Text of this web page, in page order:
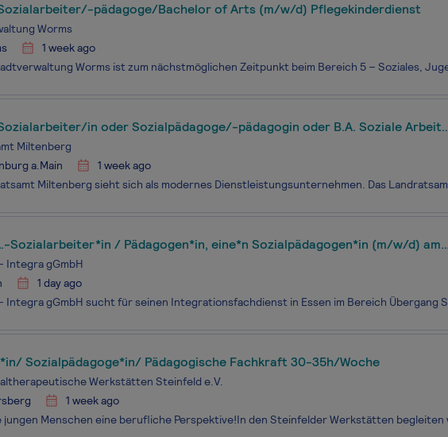
pädagoge/Bachelor of Arts (m/w/d) Pflegekinderdienst
Worms
1 week ago
in oder Sozialpädagoge/-pädagogin oder B.A. Soziale Arbeit
Allgemeinen Sozialen Dienst (ASD)
Miltenberg
a.Main
1 week ago
Sozialarbeiter*in / Pädagogen*in, eine*n Sozialpädagogen*in (m/w/d) am
Essen in Teilzeit (20 Std./Woche) als Elternzeitvertretung
Integra gGmbH
1 day ago
Sozialpädagoge*in/ Pädagogische Fachkraft 30-35h/Woche
Werkstätten Steinfeld e.V.
1 week ago